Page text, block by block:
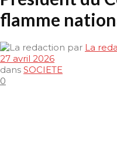
flamme
par La
27 avril 2026
dans SOCIETE
0